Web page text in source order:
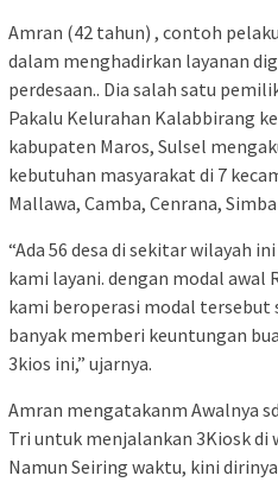
Amran (42 tahun) , contoh
dalam menghadirkan layanan
perdesaan.. Dia salah satu
Pakalu Kelurahan Kalabbirang
kabupaten Maros, Sulsel
kebutuhan masyarakat di 7
Mallawa, Camba, Cenrana,
“Ada 56 desa di sekitar wilayah
kami layani. dengan modal awal
kami beroperasi modal tersebut
banyak memberi keuntungan
3kios ini,” ujarnya.
Amran mengatakanm Awalnya
Tri untuk menjalankan 3Kiosk di
Namun Seiring waktu, kini